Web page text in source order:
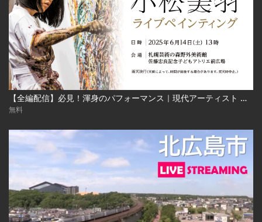
【全編配信】必見！渾身のパフォーマンス｜現代アーティスト 小松美羽 ライブペインティング｜札幌芸術の森開園40周年記念 2025年6月24日（土） Miwa Komatsu | Live Painting‐Sapporo Art Park
無料